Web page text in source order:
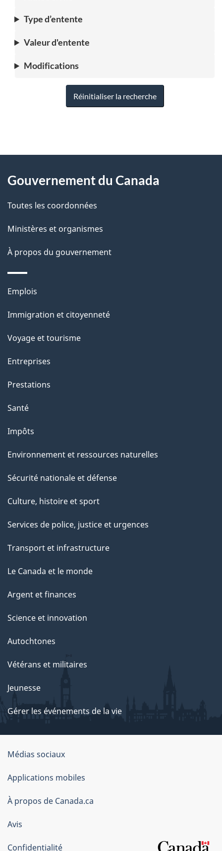
Type d’entente
Valeur d'entente
Modifications
Réinitialiser la recherche
D
t
a
l
s
l
a
a
g
"
propos
ce
site
Gouvernement du Canada
Toutes les coordonnées
Ministères et organismes
À propos du gouvernement
Thèmes
sujets
Emplois
Immigration et citoyenneté
Voyage et tourisme
Entreprises
Prestations
Santé
Impôts
Environnement et ressources naturelles
Sécurité nationale et défense
Culture, histoire et sport
Services de police, justice et urgences
Transport et infrastructure
Le Canada et le monde
Argent et finances
Science et innovation
Autochtones
Vétérans et militaires
Jeunesse
Gérer les événements de la vie
Organisation
du
gouvernement
du
Canada
Médias sociaux
Applications mobiles
À propos de Canada.ca
Avis
Confidentialité